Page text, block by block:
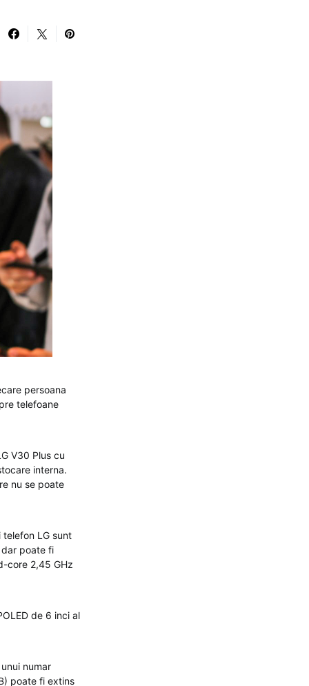
persoana
telefoane
V30 Plus cu
interna.
nu se poate
LG sunt
poate fi
core 2,45 GHz
de 6 inci al
numar
poate fi extins